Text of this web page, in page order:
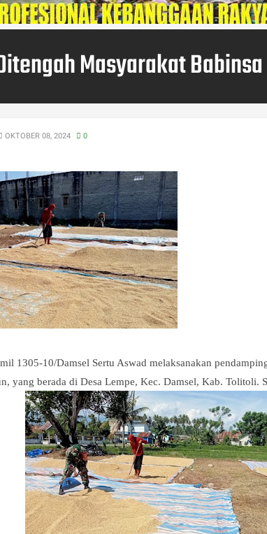
Masyarakat
OKTOBER 08, 2024 0
1305-10/Damsel Sertu Aswad melaksanakan
yang berada di Desa Lempe, Kec. Damsel, Kab. Tolitoli.